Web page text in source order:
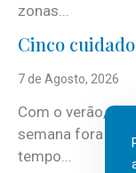
zonas...
Cinco
7 de Agosto, 2026
Com o verão,
semana fora e
tempo...